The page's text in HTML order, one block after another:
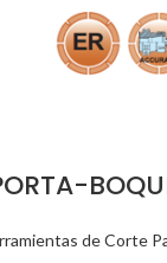
de Corte